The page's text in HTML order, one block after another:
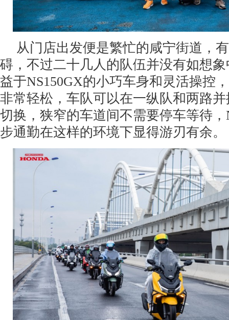
从门店出发便是繁忙的咸宁街道，
碍，不过二十几人的队伍并没有如想
益于NS150GX的小巧车身和灵活操控
非常轻松，车队可以在一纵队和两路
切换，狭窄的车道间不需要停车等待，
步通勤在这样的环境下显得游刃有余。